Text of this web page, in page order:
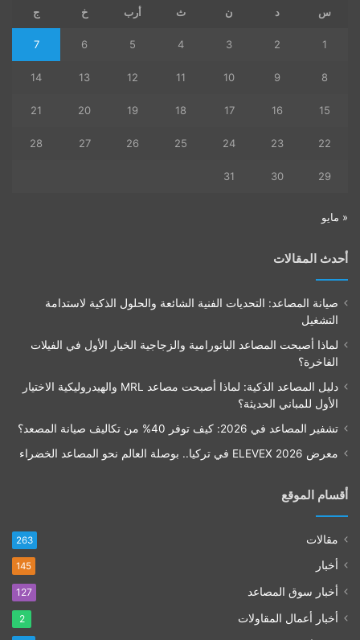
س د ن ث أرب خ ج
1
2
3
4
5
6
7
8
9
10
11
12
13
14
15
16
17
18
19
20
21
22
23
24
25
26
27
28
29
30
31
« مايو
أحدث المقالات
صيانة المصاعد: التحديات الفنية الشائعة والحلول الذكية لاستدامة
التشغيل
لماذا أصبحت المصاعد البانورامية والزجاجية الخيار الأول في الفيلات
الفاخرة؟
دليل المصاعد الذكية: لماذا أصبحت مصاعد MRL والهيدروليكية الاختيار
الأول للمباني الحديثة؟
تشفير المصاعد في 2026: كيف توفر 40% من تكاليف صيانة المصعد؟
معرض ELEVEX 2026 في تركيا.. بوصلة العالم نحو المصاعد الخضراء
أقسام الموقع
مقالات 263
أخبار 145
أخبار سوق المصاعد 127
أخبار أعمال المقاولات 2